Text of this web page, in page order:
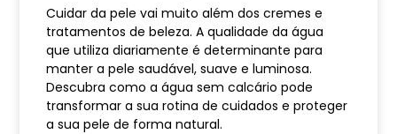
Cuidar da pele vai muito além dos cremes e
tratamentos de beleza. A qualidade da água
que utiliza diariamente é determinante para
manter a pele saudável, suave e luminosa.
Descubra como a água sem calcário pode
transformar a sua rotina de cuidados e proteger
a sua pele de forma natural.